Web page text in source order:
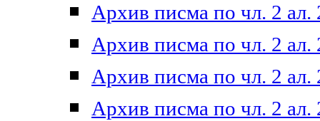
Архив писма по чл. 2 ал.
Архив писма по чл. 2 ал.
Архив писма по чл. 2 ал.
Архив писма по чл. 2 ал.